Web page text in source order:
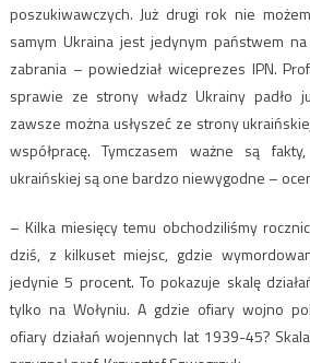
poszukiwawczych. Już drugi rok nie
samym Ukraina jest jedynym państwem
zabrania – powiedział wiceprezes IPN.
sprawie ze strony władz Ukrainy padło
zawsze można usłyszeć ze strony
współpracę. Tymczasem ważne są
ukraińskiej są one bardzo niewygodne –
– Kilka miesięcy temu obchodziliśmy
dziś, z kilkuset miejsc, gdzie
jedynie 5 procent. To pokazuje skalę
tylko na Wołyniu. A gdzie ofiary wojno
ofiary działań wojennych lat 1939-45?